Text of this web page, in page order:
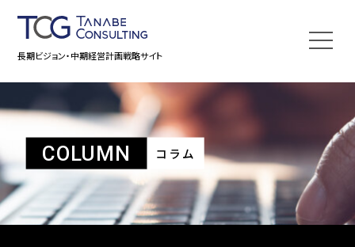
長期ビジョン・中期経営計画戦略サイト
COLUMN コラム